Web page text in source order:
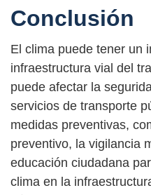
Conclusión
El clima puede tener un
infraestructura vial del
puede afectar la
servicios de transporte
medidas preventivas,
preventivo, la vigilancia
educación ciudadana
clima en la